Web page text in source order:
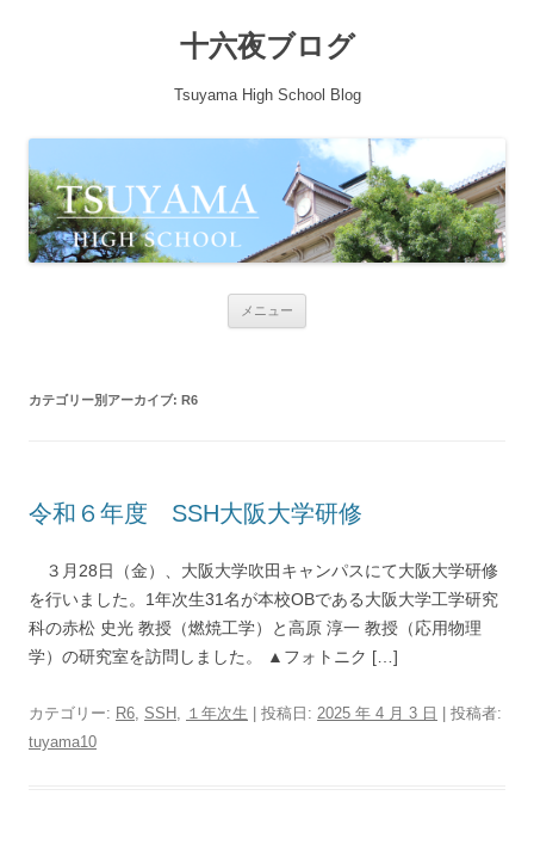
十六夜ブログ
Tsuyama High School Blog
メニュー
カテゴリー別アーカイブ: R6
令和６年度 SSH大阪大学研修
３月28日（金）、大阪大学吹田キャンパスにて大阪大学研修
を行いました。1年次生31名が本校OBである大阪大学工学研究
科の赤松 史光 教授（燃焼工学）と高原 淳一 教授（応用物理
学）の研究室を訪問しました。 ▲フォトニク […]
カテゴリー: R6, SSH , １年次生 | 投稿日: 2025 年 4 月 3 日
投稿者:
tuyama10